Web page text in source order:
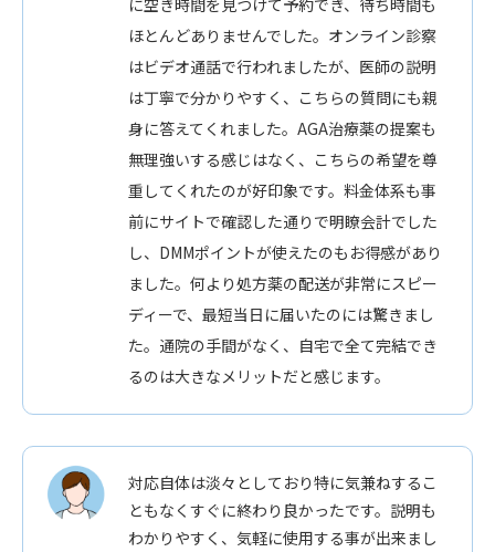
ほとんどありませんでした。オンライン診察
はビデオ通話で行われましたが、医師の説明
は丁寧で分かりやすく、こちらの質問にも親
身に答えてくれました。AGA治療薬の提案も
無理強いする感じはなく、こちらの希望を尊
重してくれたのが好印象です。料金体系も事
前にサイトで確認した通りで明瞭会計でした
し、DMMポイントが使えたのもお得感があり
ました。何より処方薬の配送が非常にスピー
ディーで、最短当日に届いたのには驚きまし
た。通院の手間がなく、自宅で全て完結でき
るのは大きなメリットだと感じます。
対応自体は淡々としており特に気兼ねするこ
ともなくすぐに終わり良かったです。説明も
わかりやすく、気軽に使用する事が出来まし